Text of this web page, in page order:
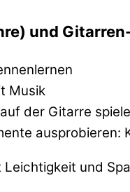
und
Musik
der Gitarre
ausprobieren:
Leichtigkeit und